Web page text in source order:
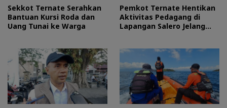
Sekkot Ternate Serahkan
Bantuan Kursi Roda dan
Uang Tunai ke Warga
Pemkot Ternate Hentikan
Aktivitas Pedagang di
Lapangan Salero Jelang